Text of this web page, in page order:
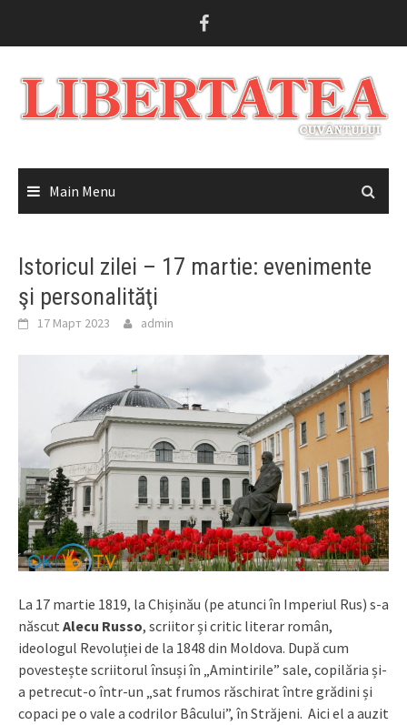
Main Menu
Istoricul zilei – 17 martie: evenimente
şi personalităţi
17 Март 2023 admin
La 17 martie 1819, la Chișinău (pe atunci în Imperiul Rus) s-a
născut Alecu Russo, scriitor și critic literar român,
ideologul Revoluției de la 1848 din Moldova. După cum
povestește scriitorul însuși în „Amintirile” sale, copilăria și-
a petrecut-o într-un „sat frumos răschirat între grădini și
copaci pe o vale a codrilor Bâcului”, în Străjeni. Aici el a auzit